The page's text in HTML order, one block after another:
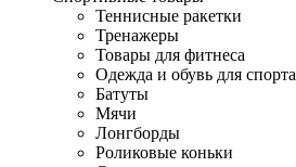
Теннисные ракетки
Тренажеры
Товары для фитнеса
Одежда и обувь для спорта
Батуты
Мячи
Лонгборды
Роликовые коньки